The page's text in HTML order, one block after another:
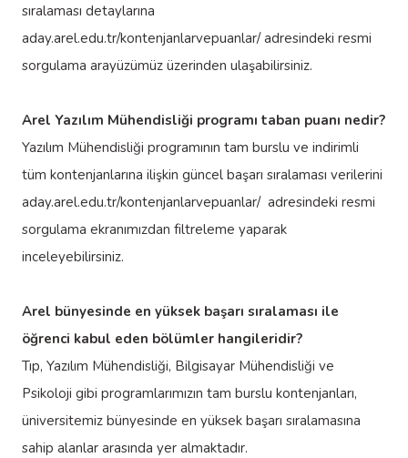
sıralaması detaylarına
aday.arel.edu.tr/kontenjanlarvepuanlar/adresindeki resmi
sorgulama arayüzümüz üzerinden ulaşabilirsiniz.
Arel Yazılım Mühendisliği programı taban puanı nedir?
Yazılım Mühendisliği programının tam burslu ve indirimli
tüm kontenjanlarına ilişkin güncel başarı sıralaması verilerini
aday.arel.edu.tr/kontenjanlarvepuanlar/adresindeki resmi
sorgulama ekranımızdan filtreleme yaparak
inceleyebilirsiniz.
Arel bünyesinde en yüksek başarı sıralaması ile
öğrenci kabul eden bölümler hangileridir?
Tıp, Yazılım Mühendisliği, Bilgisayar Mühendisliği ve
Psikoloji gibi programlarımızın tam burslu kontenjanları,
üniversitemiz bünyesinde en yüksek başarı sıralamasına
sahip alanlar arasında yer almaktadır.